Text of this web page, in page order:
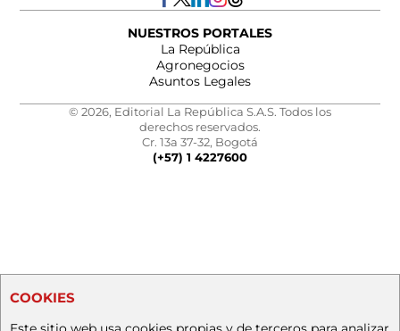
NUESTROS PORTALES
La República
Agronegocios
Asuntos Legales
© 2026, Editorial La República S.A.S. Todos los
derechos reservados.
Cr. 13a 37-32, Bogotá
(+57) 1 4227600
COOKIES